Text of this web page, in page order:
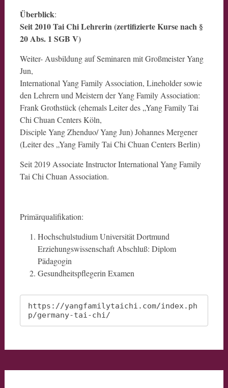
Überblick:
Seit 2010 Tai Chi Lehrerin (zertifizierte Kurse nach §
20 Abs. 1 SGB V)
Weiter- Ausbildung auf Seminaren mit Großmeister Yang
Jun,
International Yang Family Association, Lineholder sowie
den Lehrern und Meistern der Yang Family Association:
Frank Grothstück (ehemals Leiter des „Yang Family Tai
Chi Chuan Centers Köln,
Disciple Yang Zhenduo/ Yang Jun) Johannes Mergener
(Leiter des „Yang Family Tai Chi Chuan Centers Berlin)
Seit 2019 Associate Instructor International Yang Family
Tai Chi Chuan Association.
Primärqualifikation:
Hochschulstudium Universität Dortmund
Erziehungswissenschaft Abschluß: Diplom
Pädagogin
Gesundheitspflegerin Examen
https://yangfamilytaichi.com/index.ph
p/germany-tai-chi/